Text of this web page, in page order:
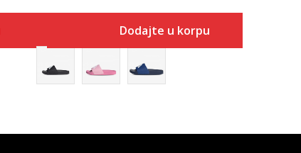
Dodajte u korpu